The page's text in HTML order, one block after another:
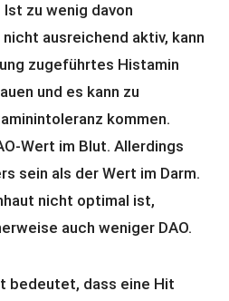
Ist zu wenig davon
ausreichend aktiv, kann
zugeführtes Histamin
und es kann zu
kommen.
Wert im Blut. Allerdings
sein als der Wert im Darm.
nicht optimal ist,
auch weniger DAO.
bedeutet, dass eine Hit